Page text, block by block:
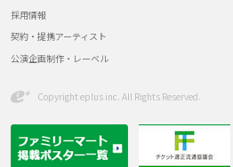
採用情報
契約・提携アーティスト
公演企画制作・レーベル
Copyright eplus inc. All Rights Reserved.